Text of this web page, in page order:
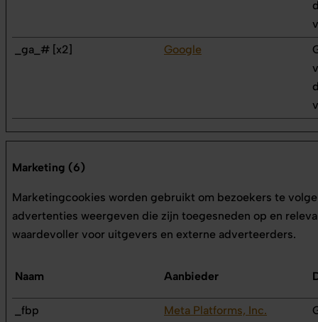
_ga_# [x2]
Google
Marketing (6)
Marketingcookies worden gebruikt om bezoekers te
advertenties weergeven die zijn toegesneden op en
waardevoller voor uitgevers en externe adverteerders.
Naam Aanbieder
_fbp Meta Platforms, Inc.